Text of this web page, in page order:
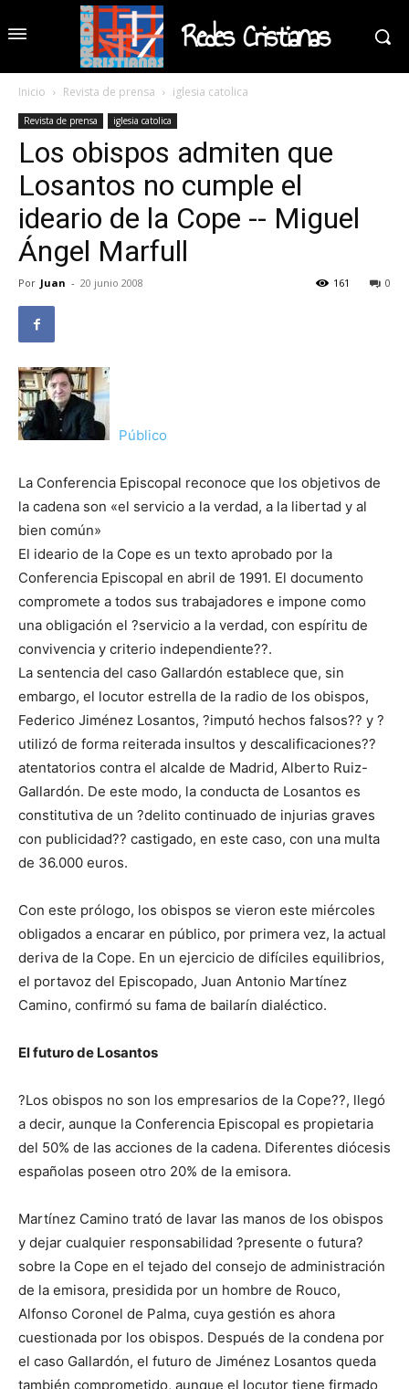
Redes Cristianas
Inicio Revista de prensa iglesia catolica
Revista de prensa iglesia catolica
Los obispos admiten que
Losantos no cumple el
ideario de la Cope -- Miguel
Ángel Marfull
Por Juan - 20 junio 2008 0
161
Público
La Conferencia Episcopal reconoce que los objetivos de
la cadena son «el servicio a la verdad, a la libertad y al
bien común»
El ideario de la Cope es un texto aprobado por la
Conferencia Episcopal en abril de 1991. El documento
compromete a todos sus trabajadores e impone como
una obligación el ?servicio a la verdad, con espíritu de
convivencia y criterio independiente??.
La sentencia del caso Gallardón establece que, sin
embargo, el locutor estrella de la radio de los obispos,
Federico Jiménez Losantos, ?imputó hechos falsos?? y ?
utilizó de forma reiterada insultos y descalificaciones??
atentatorios contra el alcalde de Madrid, Alberto Ruiz-
Gallardón. De este modo, la conducta de Losantos es
constitutiva de un ?delito continuado de injurias graves
con publicidad?? castigado, en este caso, con una multa
de 36.000 euros.
Con este prólogo, los obispos se vieron este miércoles
obligados a encarar en público, por primera vez, la actual
deriva de la Cope. En un ejercicio de difíciles equilibrios,
el portavoz del Episcopado, Juan Antonio Martínez
Camino, confirmó su fama de bailarín dialéctico.
El futuro de Losantos
?Los obispos no son los empresarios de la Cope??, llegó
a decir, aunque la Conferencia Episcopal es propietaria
del 50% de las acciones de la cadena. Diferentes diócesis
españolas poseen otro 20% de la emisora.
Martínez Camino trató de lavar las manos de los obispos
y dejar cualquier responsabilidad ?presente o futura?
sobre la Cope en el tejado del consejo de administración
de la emisora, presidida por un hombre de Rouco,
Alfonso Coronel de Palma, cuya gestión es ahora
cuestionada por los obispos. Después de la condena por
el caso Gallardón, el futuro de Jiménez Losantos queda
también comprometido, aunque el locutor tiene firmado